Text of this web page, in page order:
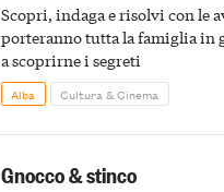
Scopri, indaga e risolvi con le
porteranno tutta la famiglia in
a scoprirne i segreti
Alba Cultura & Cinema
Gnocco & stinco